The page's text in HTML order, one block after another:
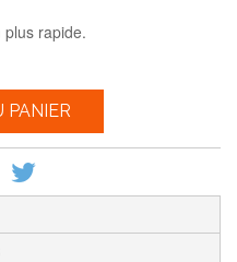
rapide.
PANIER